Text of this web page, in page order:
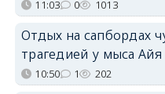
11:03 0 1013
Отдых на сапбордах
трагедией у мыса
10:50 1 202